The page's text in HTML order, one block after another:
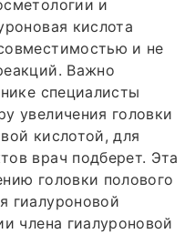
и
кислота
и не
Важно
специалисты
увеличения головки
кислотой, для
врач подберет. Эта
головки полового
гиалуроновой
члена гиалуроновой